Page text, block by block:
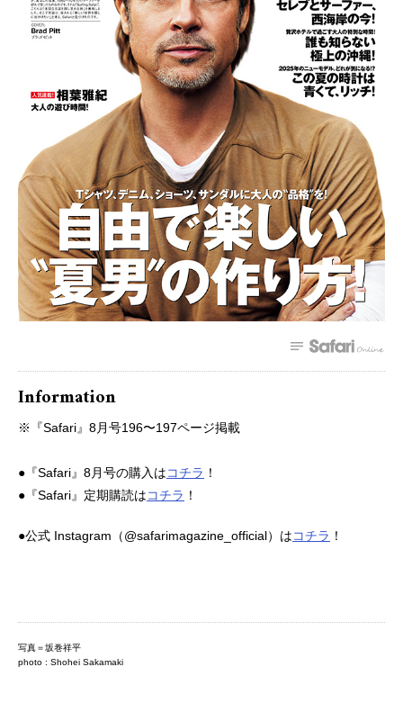
Information
※『Safari』8月号196〜197ページ掲載
●『Safari』8月号の購入はコチラ ！
●『Safari』定期購読はコチラ ！
●公式 Instagram（@safarimagazine_official）はコチラ ！
写真＝坂巻祥平
photo : Shohei Sakamaki